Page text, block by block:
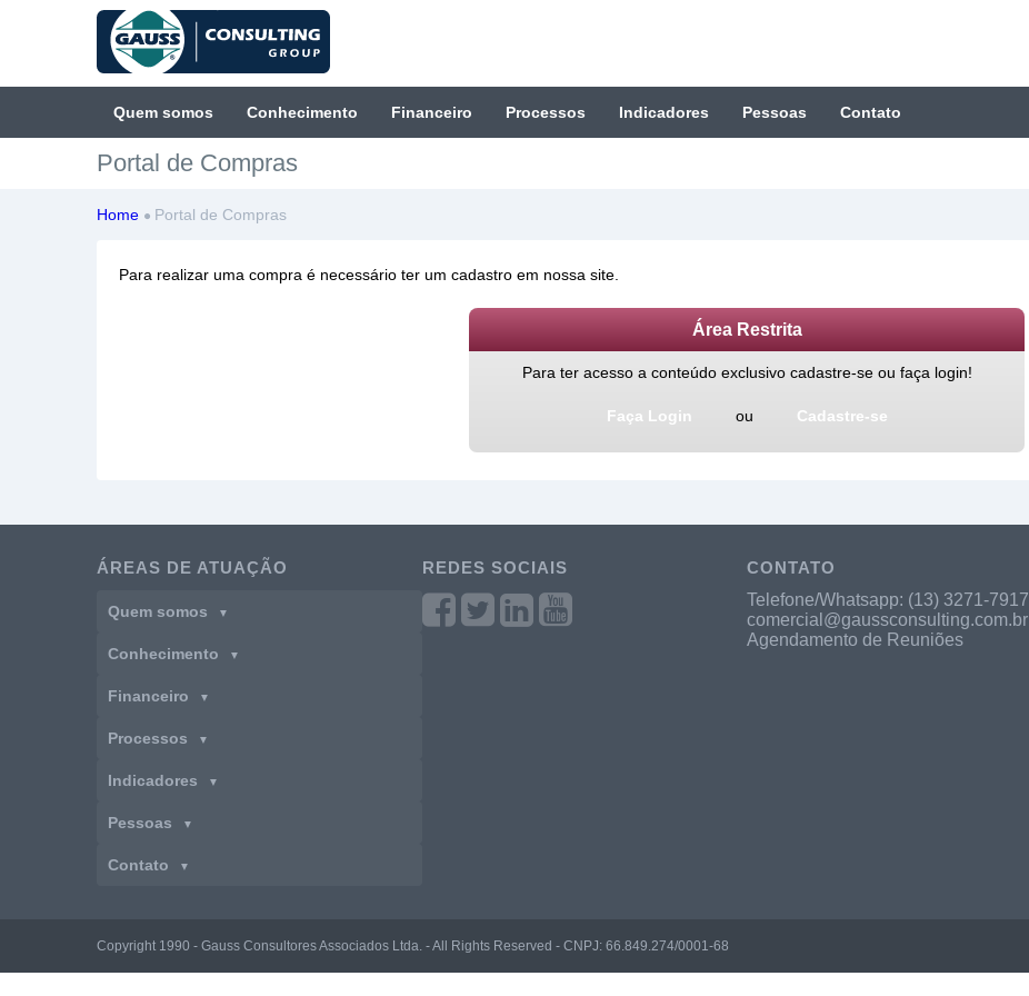
Quem somos Conhecimento Financeiro Processos Indicadores Pessoas Contato
Portal de Compras
Home Portal de Compras
Para realizar uma compra é necessário ter um cadastro em nossa site.
Área Restrita
Para ter acesso a conteúdo exclusivo cadastre-se ou faça login!
Faça Login ou Cadastre-se
ÁREAS DE ATUAÇÃO
Quem somos ▼
Conhecimento ▼
Financeiro ▼
Processos ▼
Indicadores ▼
Pessoas ▼
Contato ▼
REDES SOCIAIS
CONTATO
Telefone/Whatsapp: (13) 3271-7917
comercial@gaussconsulting.com.br
Agendamento de Reuniões
Copyright 1990 - Gauss Consultores Associados Ltda. - All Rights Reserved - CNPJ: 66.849.274/0001-68